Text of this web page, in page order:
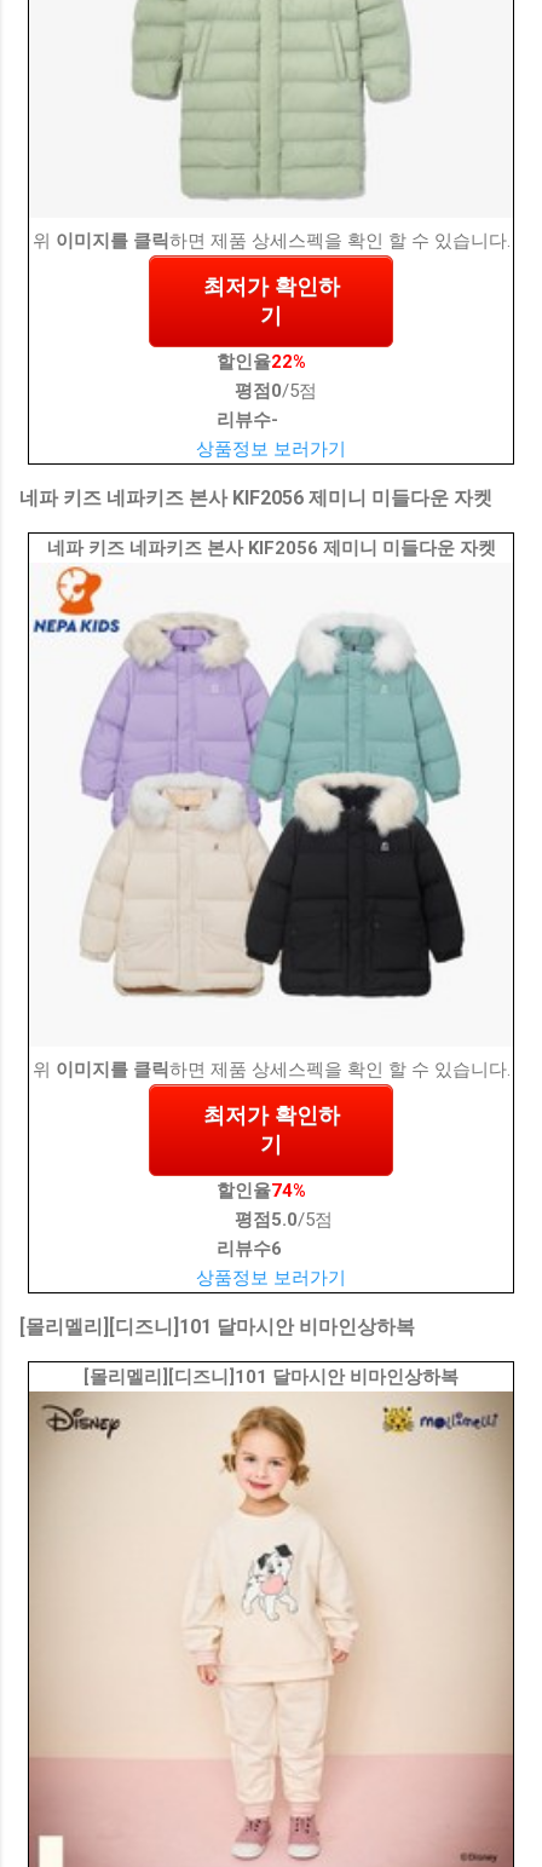
위 이미지를 클릭하면 제품 상세스펙을 확인 할 수 있습니다.
최저가 확인하
기
할인율22%
평점 0/5점
리뷰수-
상품정보 보러가기
네파 키즈 네파키즈 본사 KIF2056 제미니 미들다운 자켓
네파 키즈 네파키즈 본사 KIF2056 제미니 미들다운 자켓
위 이미지를 클릭하면 제품 상세스펙을 확인 할 수 있습니다.
최저가 확인하
기
할인율74%
평점 5.0/5점
리뷰수6
상품정보 보러가기
[몰리멜리][디즈니]101 달마시안 비마인상하복
[몰리멜리][디즈니]101 달마시안 비마인상하복